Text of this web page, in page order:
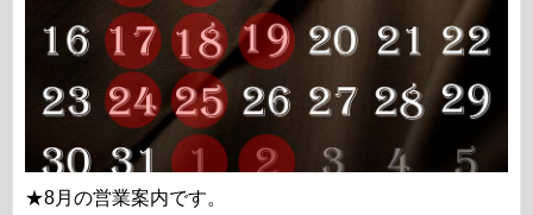
★8月の営業案内です。